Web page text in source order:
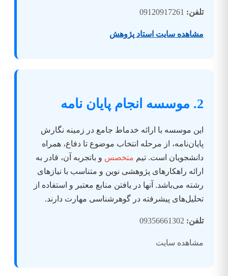
تلفن:
مشاهده سایت استاد پژوهش
2. موسسه انجام پایان نامه
این موسسه با ارائه خدماط جامع در زمینه نگارش
پایان‌نامه، از مرحله انتخاب موضوع تا دفاع، همراه
دانشجویان است. تیم متخصس و باتجربه آن، قادر به
ارائه راهکارهای پژوهشی نوین و متناسب با نیازهای
رشته می‌باشد. آنها در یافتن منابع معتبر و استفاده از
تحلیل‌های پیشرفته در گوهرشناسی مهارت دارند.
تلفن:
مشاهده سایت